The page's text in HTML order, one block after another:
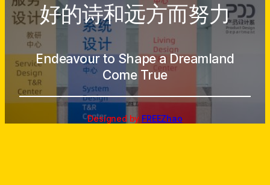
好的诗和远方而努力
Endeavour to Shape a Dreamland
Come True
Designed by FREEZhao